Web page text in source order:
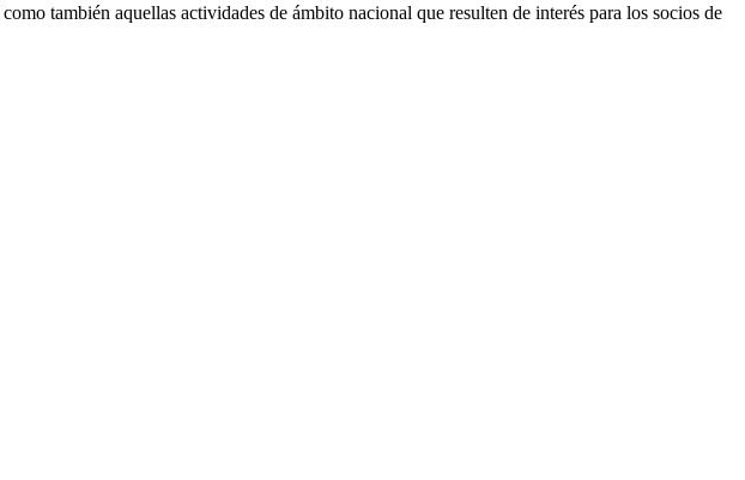
también aquellas actividades de ámbito nacional que resulten de interés para los socios de